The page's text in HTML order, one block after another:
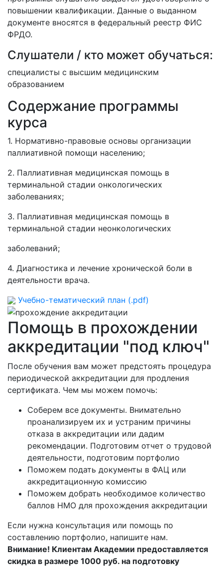
повышении квалификации. Данные о выданном
документе вносятся в федеральный реестр ФИС
ФРДО.
Слушатели / кто может обучаться:
специалисты с высшим медицинским
образованием
Содержание программы
курса
1. Нормативно-правовые основы организации
паллиативной помощи населению;
2. Паллиативная медицинская помощь в
терминальной стадии онкологических
заболеваниях;
3. Паллиативная медицинская помощь в
терминальной стадии неонкологических
заболеваний;
4. Диагностика и лечение хронической боли в
деятельности врача.
Учебно-тематический план (.pdf)
Помощь в прохождении
аккредитации "под ключ"
После обучения вам может предстоять процедура
периодической аккредитации для продления
сертификата. Чем мы можем помочь:
Соберем все документы. Внимательно
проанализируем их и устраним причины
отказа в аккредитации или дадим
рекомендации. Подготовим отчет о трудовой
деятельности, подготовим портфолио
Поможем подать документы в ФАЦ или
аккредитационную комиссию
Поможем добрать необходимое количество
баллов НМО для прохождения аккредитации
Если нужна консультация или помощь по
составлению портфолио, напишите нам.
Внимание! Клиентам Академии предоставляется
скидка в размере 1000 руб. на подготовку